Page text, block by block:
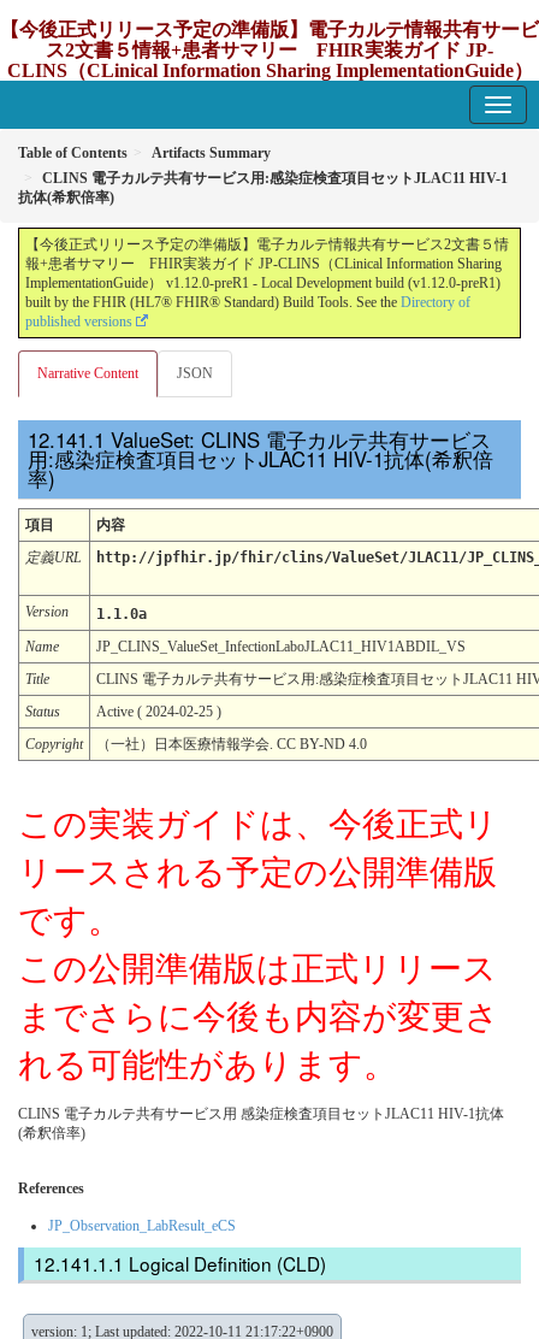
【今後正式リリース予定の準備版】電子カルテ情報共有サービ
ス2文書５情報+患者サマリー FHIR実装ガイド JP-
CLINS（CLinical Information Sharing ImplementationGuide）
Table of Contents
Artifacts Summary
CLINS 電子カルテ共有サービス用:感染症検査項目セットJLAC11 HIV-1
抗体(希釈倍率)
【今後正式リリース予定の準備版】電子カルテ情報共有サービス2文書５情
報+患者サマリー FHIR実装ガイド JP-CLINS（CLinical Information Sharing
ImplementationGuide） v1.12.0-preR1 - Local Development build (v1.12.0-preR1)
built by the FHIR (HL7® FHIR® Standard) Build Tools. See the Directory of
published versions
Narrative Content JSON
ValueSet: CLINS 電子カルテ共有サービス
用:感染症検査項目セットJLAC11 HIV-1抗体(希釈倍
率)
項目
内容
定義URL
http://jpfhir.jp/fhir/clins/ValueSet/JLAC11/
Version
1.1.0a
Name
JP_CLINS_ValueSet_InfectionLaboJLAC11_HIV1ABDIL_VS
Title
CLINS 電子カルテ共有サービス用:感染症検査項目セットJLAC11
Status
Active ( 2024-02-25 )
Copyright
（一社）日本医療情報学会. CC BY-ND 4.0
この実装ガイドは、今後正式リ
リースされる予定の公開準備版
です。
この公開準備版は正式リリース
までさらに今後も内容が変更さ
れる可能性があります。
CLINS 電子カルテ共有サービス用 感染症検査項目セットJLAC11 HIV-1抗体
(希釈倍率)
References
JP_Observation_LabResult_eCS
Logical Definition (CLD)
version: 1; Last updated: 2022-10-11 21:17:22+0900